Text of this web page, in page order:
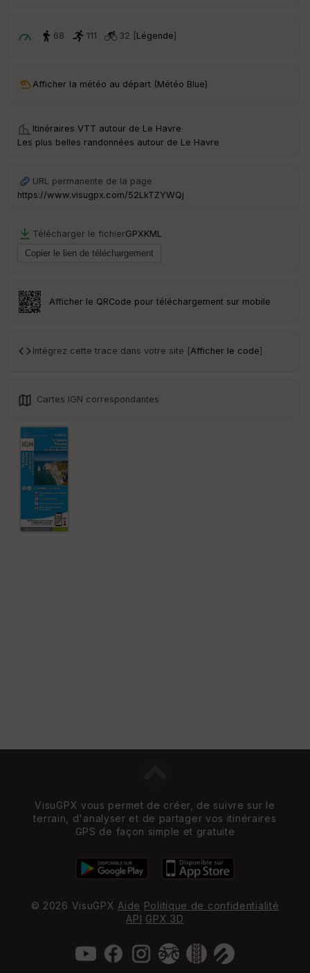
68 111 32 [Légende]
Afficher la météo au départ (Météo Blue)
Itinéraires VTT autour de Le Havre·
Les plus belles randonnées autour de Le Havre
URL permanente de la page
https://www.visugpx.com/52LkTZYWQj
Télécharger le fichierGPXKML
Afficher le QRCode pour téléchargement sur mobile
Intégrez cette trace dans votre site [Afficher le code]
Cartes IGN correspondantes
VisuGPX vous permet de créer, de suivre sur le
terrain, d'analyser et de partager vos itinéraires
GPS de façon simple et gratuite
© 2026 VisuGPX Aide Politique de confidentialité
API GPX 3D